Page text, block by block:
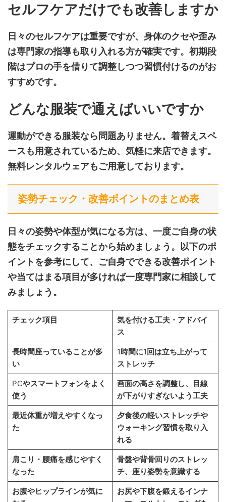
セルフケアだけでも改善しますか
日々のセルフケアは重要ですが、身体のクセや歪み
は専門家の指導も取り入れる方が確実です。初期段
階はプロの手を借りて調整しつつ習慣付けるのがお
すすめです。
どんな服装で通えばいいですか
運動ができる服装なら問題ありません。着替えスペ
ースも用意されているため、気軽に来店できます。
無料レンタルウェアもご用意しております。
姿勢チェック・改善ポイントのまとめ表
日々の姿勢や体型が気になる方は、一度ご自身の状
態をチェックすることから始めましょう。以下のポ
イントを参考にして、ご自身でできる改善ポイント
や当てはまる項目が多ければ一度専門家に相談して
みましょう。
チェック項目
気を付ける工夫・アドバイ
ス
長時間座っていることが多
い
1時間に1回は立ち上がって
ストレッチ
PCやスマートフォンをよく
使う
画面の高さを調整し、目線
が下がりすぎないよう工夫
最近体重が増えやすくなっ
た
夕食後の軽いストレッチや
ウォーキング習慣を取り入
れる
肩こり・腰痛を感じやすく
なった
骨盤や背骨回りのストレッ
チ、座り姿勢を意識する
お腹やヒップラインが気に
お尻や下腹を鍛えるインナ